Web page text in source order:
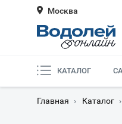
Москва
КАТАЛОГ
Главная › Каталог ›